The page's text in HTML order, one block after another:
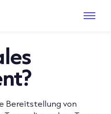
Bereitstellung von